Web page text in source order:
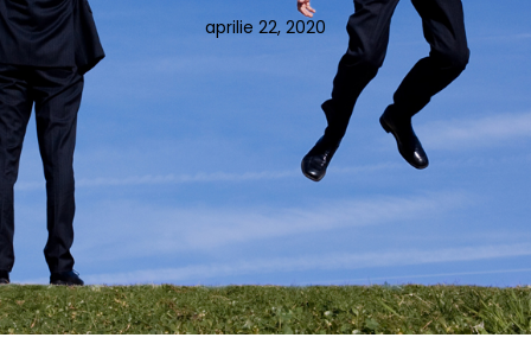
aprilie 22, 2020